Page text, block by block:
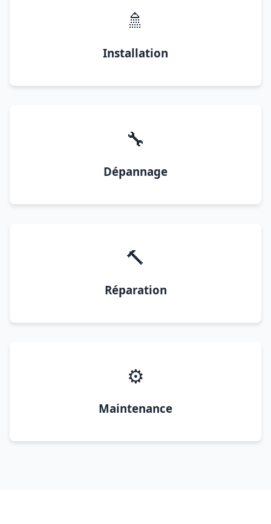
🚿
Installation
🔧
Dépannage
🔨
Réparation
⚙️
Maintenance